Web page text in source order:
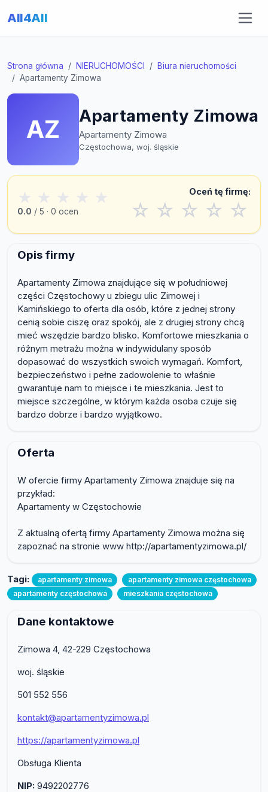
All4All
Strona główna NIERUCHOMOŚCI
Biura nieruchomości
Apartamenty Zimowa
AZ Apartamenty Zimowa
Apartamenty Zimowa
Częstochowa, woj. śląskie
★ ★ ★ ★ ★
0.0 / 5 · 0 ocen
Oceń tę firmę:
☆ ☆ ☆ ☆ ☆
Opis firmy
Apartamenty Zimowa znajdujące się w południowej
części Częstochowy u zbiegu ulic Zimowej i
Kamińskiego to oferta dla osób, które z jednej strony
cenią sobie ciszę oraz spokój, ale z drugiej strony chcą
mieć wszędzie bardzo blisko. Komfortowe mieszkania o
różnym metrażu można w indywidulany sposób
dopasować do wszystkich swoich wymagań. Komfort,
bezpieczeństwo i pełne zadowolenie to właśnie
gwarantuje nam to miejsce i te mieszkania. Jest to
miejsce szczególne, w którym każda osoba czuje się
bardzo dobrze i bardzo wyjątkowo.
Oferta
W ofercie firmy Apartamenty Zimowa znajduje się na
przykład:
Apartamenty w Częstochowie
Z aktualną ofertą firmy Apartamenty Zimowa można się
zapoznać na stronie www http://apartamentyzimowa.pl/
Tagi: apartamenty zimowa
apartamenty zimowa częstochowa
apartamenty częstochowa
mieszkania częstochowa
Dane kontaktowe
Zimowa 4, 42-229 Częstochowa
woj. śląskie
501 552 556
kontakt@apartamentyzimowa.pl
https://apartamentyzimowa.pl
Obsługa Klienta
NIP: 9492202776